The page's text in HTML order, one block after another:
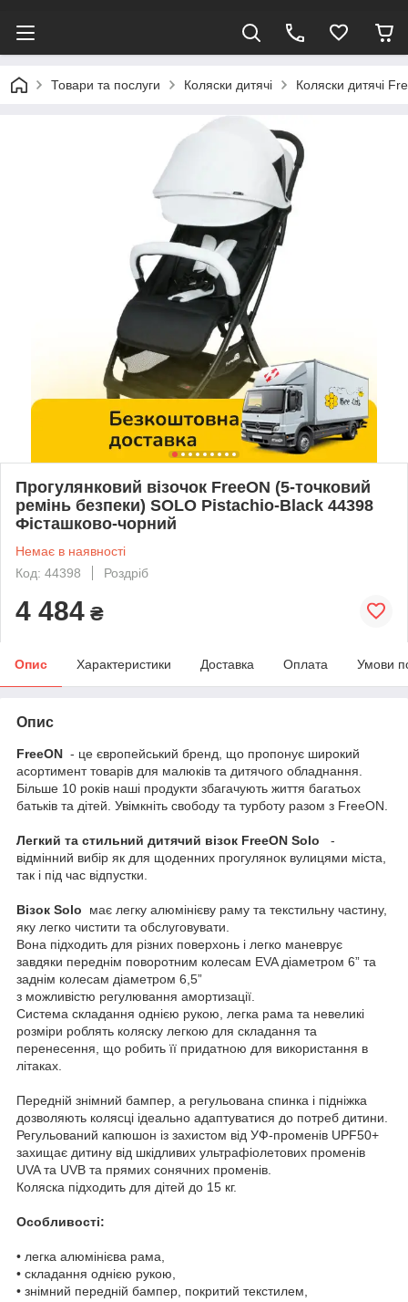
Товари та послуги Коляски дитячі Коляски дитячі
Прогулянковий візочок FreeON (5-точковий
ремінь безпеки) SOLO Pistachio-Black 44398
Фісташково-чорний
Немає в наявності
Код: 44398
Роздріб
4 484 ₴
Опис Характеристики Доставка Оплата Умови
Опис
FreeON - це європейський бренд, що пропонує широкий
асортимент товарів для малюків та дитячого обладнання.
Більше 10 років наші продукти збагачують життя багатьох
батьків та дітей. Увімкніть свободу та турботу разом з FreeON.
Легкий та стильний дитячий візок FreeON Solo -
відмінний вибір як для щоденних прогулянок вулицями міста,
так і під час відпустки.
Візок Solo має легку алюмінієву раму та текстильну частину,
яку легко чистити та обслуговувати.
Вона підходить для різних поверхонь і легко маневрує
завдяки переднім поворотним колесам EVA діаметром 6” та
заднім колесам діаметром 6,5”
з можливістю регулювання амортизації.
Система складання однією рукою, легка рама та невеликі
розміри роблять коляску легкою для складання та
перенесення, що робить її придатною для використання в
літаках.
Передній знімний бампер, а регульована спинка і підніжка
дозволяють колясці ідеально адаптуватися до потреб дитини.
Регульований капюшон із захистом від УФ-променів UPF50+
захищає дитину від шкідливих ультрафіолетових променів
UVA та UVB та прямих сонячних променів.
Коляска підходить для дітей до 15 кг.
Особливості:
• легка алюмінієва рама,
• складання однією рукою,
• знімний передній бампер, покритий текстилем,